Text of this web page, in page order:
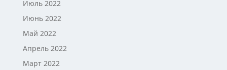
Июль 2022
Июнь 2022
Май 2022
Апрель 2022
Март 2022